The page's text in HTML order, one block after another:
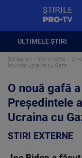
ULTIMELE ȘTIRI
Stirileprotv Stiri externe
O
încurcat Ucraina cu Gaza
O nouă gafă
Președintele
Ucraina cu
STIRI EXTERNE